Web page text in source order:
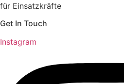
für Einsatzkräfte
Get In Touch
Instagram